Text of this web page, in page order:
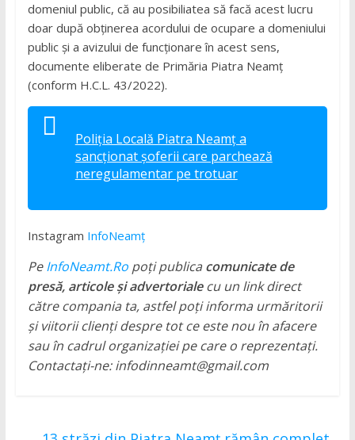
domeniul public, că au posibiliatea să facă acest lucru
doar după obținerea acordului de ocupare a domeniului
public și a avizului de funcționare în acest sens,
documente eliberate de Primăria Piatra Neamț
(conform H.C.L. 43/2022).
Poliția Locală Piatra Neamț a
sancționat șoferii care parchează
neregulamentar pe trotuar
Instagram InfoNeamț
PeInfoNeamt.Ropoți publica comunicate de
presă, articole și advertorialecu un link direct
către compania ta, astfel poți informa urmăritorii
și viitorii clienți despre tot ce este nou în afacere
sau în cadrul organizației pe care o reprezentați.
Contactați-ne: infodinneamt@gmail.com